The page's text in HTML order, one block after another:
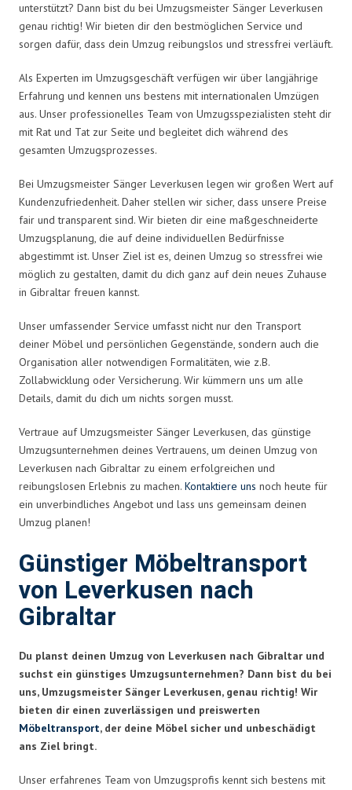
unterstützt? Dann bist du bei Umzugsmeister Sänger Leverkusen
genau richtig! Wir bieten dir den bestmöglichen Service und
sorgen dafür, dass dein Umzug reibungslos und stressfrei verläuft.
Als Experten im Umzugsgeschäft verfügen wir über langjährige
Erfahrung und kennen uns bestens mit internationalen Umzügen
aus. Unser professionelles Team von Umzugsspezialisten steht dir
mit Rat und Tat zur Seite und begleitet dich während des
gesamten Umzugsprozesses.
Bei Umzugsmeister Sänger Leverkusen legen wir großen Wert auf
Kundenzufriedenheit. Daher stellen wir sicher, dass unsere Preise
fair und transparent sind. Wir bieten dir eine maßgeschneiderte
Umzugsplanung, die auf deine individuellen Bedürfnisse
abgestimmt ist. Unser Ziel ist es, deinen Umzug so stressfrei wie
möglich zu gestalten, damit du dich ganz auf dein neues Zuhause
in Gibraltar freuen kannst.
Unser umfassender Service umfasst nicht nur den Transport
deiner Möbel und persönlichen Gegenstände, sondern auch die
Organisation aller notwendigen Formalitäten, wie z.B.
Zollabwicklung oder Versicherung. Wir kümmern uns um alle
Details, damit du dich um nichts sorgen musst.
Vertraue auf Umzugsmeister Sänger Leverkusen, das günstige
Umzugsunternehmen deines Vertrauens, um deinen Umzug von
Leverkusen nach Gibraltar zu einem erfolgreichen und
reibungslosen Erlebnis zu machen. Kontaktiere uns noch heute für
ein unverbindliches Angebot und lass uns gemeinsam deinen
Umzug planen!
Günstiger Möbeltransport
von Leverkusen nach
Gibraltar
Du planst deinen Umzug von Leverkusen nach Gibraltar und
suchst ein günstiges Umzugsunternehmen? Dann bist du bei
uns, Umzugsmeister Sänger Leverkusen, genau richtig! Wir
bieten dir einen zuverlässigen und preiswerten
Möbeltransport, der deine Möbel sicher und unbeschädigt
ans Ziel bringt.
Unser erfahrenes Team von Umzugsprofis kennt sich bestens mit